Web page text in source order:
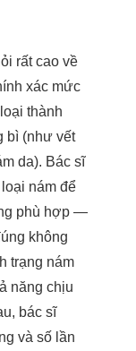
rất cao về
xác mức
thành
bì (như vết
da). Bác sĩ
nám để
phù hợp —
không
trạng nám
năng chịu
bác sĩ
và số lần